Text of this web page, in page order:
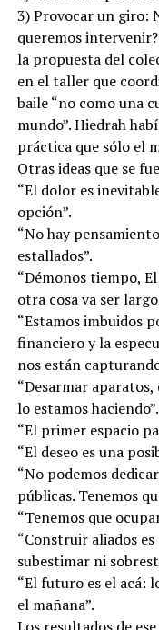
3) Provocar un giro:
queremos
la propuesta del
en el taller que
baile “no como una
mundo”. Hiedrah
práctica que sólo el
Otras ideas que se
“El dolor es
opción”.
“No hay
estallados”.
“Démonos tiempo,
otra cosa va ser
“Estamos imbuidos
financiero y la
nos están
“Desarmar
lo estamos haciendo”.
“El primer espacio
“El deseo es una
“No podemos
públicas. Tenemos
“Tenemos que
“Construir aliados
subestimar ni
“El futuro es el acá:
el mañana”.